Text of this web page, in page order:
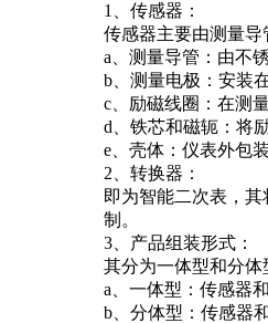
1
、传感器：
传感器主要由测量
a 、测量导管：由不
b 、测量电极：安装
c 、励磁线圈：在测
d 、铁芯和磁轭：将
e 、壳体：仪表外包
2 、转换器：
即为智能二次表，
制。
3 、产品组装形式：
其分为一体型和分体
a 、一体型：传感器
b 、分体型：传感器